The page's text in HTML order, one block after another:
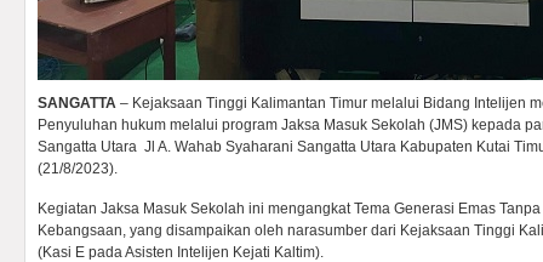
SANGATTA – Kejaksaan Tinggi Kalimantan Timur melalui Bidang Intelijen
Penyuluhan hukum melalui program Jaksa Masuk Sekolah (JMS) kepada
Sangatta Utara Jl A. Wahab Syaharani Sangatta Utara Kabupaten Kutai
(21/8/2023).
Kegiatan Jaksa Masuk Sekolah ini mengangkat Tema Generasi Emas
Kebangsaan, yang disampaikan oleh narasumber dari Kejaksaan Tinggi
(Kasi E pada Asisten Intelijen Kejati Kaltim).